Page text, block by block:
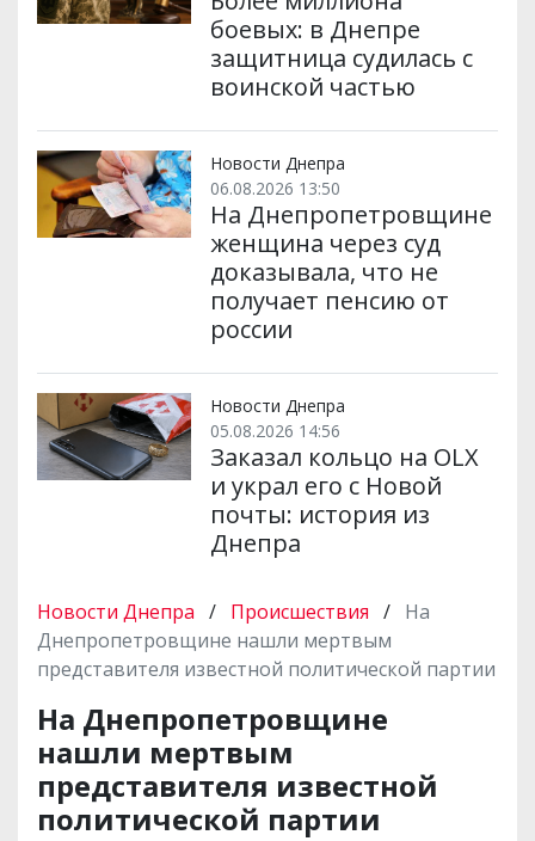
боевых: в Днепре
защитница судилась с
воинской частью
Новости Днепра
06.08.2026 13:50
На Днепропетровщине
женщина через суд
доказывала, что не
получает пенсию от
россии
Новости Днепра
05.08.2026 14:56
Заказал кольцо на OLX
и украл его с Новой
почты: история из
Днепра
Новости Днепра / Происшествия / На
Днепропетровщине нашли мертвым
представителя известной политической партии
На Днепропетровщине
нашли мертвым
представителя известной
политической партии